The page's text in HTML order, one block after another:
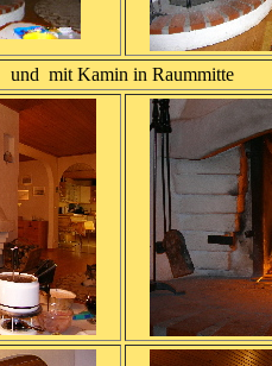
und mit Kamin in Raummitte